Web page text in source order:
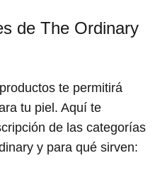
de The Ordinary
te permitirá
tu piel. Aquí te
de las categorías
y para qué sirven: